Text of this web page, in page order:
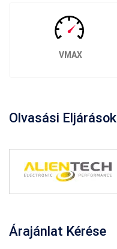
VMAX
Olvasási Eljárások
Árajánlat Kérése